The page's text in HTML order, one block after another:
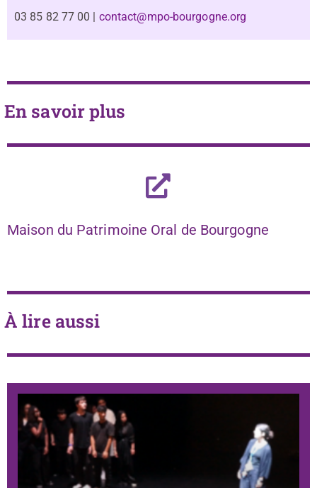
03 85 82 77 00 | contact@mpo-bourgogne.org
En savoir plus
Maison du Patrimoine Oral de Bourgogne
À lire aussi